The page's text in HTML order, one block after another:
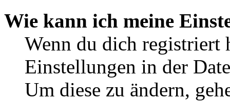
Wie kann ich meine
Wenn du dich registriert
Einstellungen in der
Um diese zu ändern,